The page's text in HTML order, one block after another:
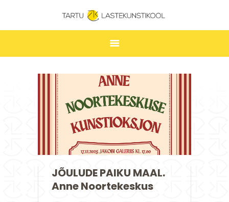
TARTU LASTEKUNSTIKOOL
ESILEHT
UUDISED
ÕPPIMINE
TUNNIPLAAN
LASTEKUNSTIKOOL
KONTAKT
JÕULUDE PAIKU MAAL.
Anne Noortekeskus